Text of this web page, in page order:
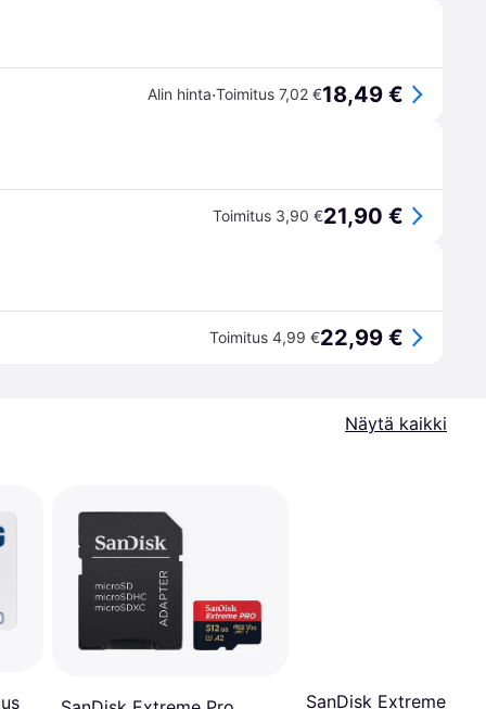
Alin hinta·Toimitus 7,02 €18,49 €
Toimitus 3,90 €21,90 €
Toimitus 4,99 €22,99 €
Näytä kaikki
SanDisk Extreme Pro